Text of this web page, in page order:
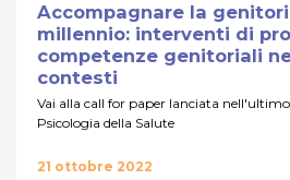
Accompagnare la
millennio: interventi di
competenze genitoriali
contesti
Vai alla call for paper lanciata
Psicologia della Salute
21 ottobre 2022